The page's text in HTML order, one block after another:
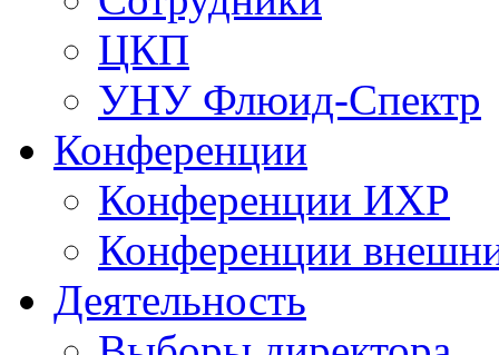
ЦКП
УНУ Флюид-Спектр
Конференции
Конференции ИХР
Конференции
Деятельность